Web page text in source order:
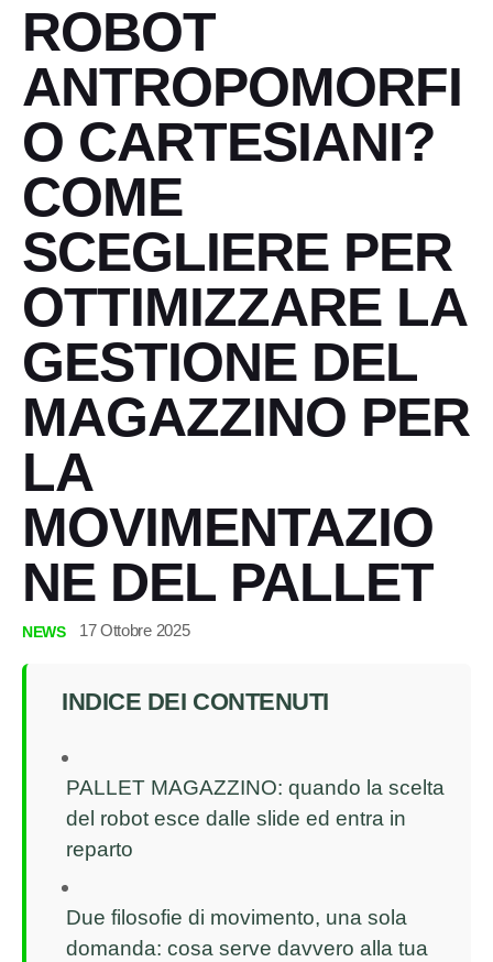
ROBOT
ANTROPOMORFI
O CARTESIANI?
COME
SCEGLIERE PER
OTTIMIZZARE LA
GESTIONE DEL
MAGAZZINO PER
LA
MOVIMENTAZIO
NE DEL PALLET
NEWS 17 Ottobre 2025
INDICE DEI CONTENUTI
PALLET MAGAZZINO: quando la scelta
del robot esce dalle slide ed entra in
reparto
Due filosofie di movimento, una sola
domanda: cosa serve davvero alla tua